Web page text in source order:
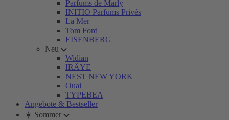
Parfums de Marly
INITIO Parfums Privés
La Mer
Tom Ford
EISENBERG
Neu
Widian
IRÄYE
NEST NEW YORK
Ouai
TYPEBEA
Angebote & Bestseller
☀️ Sommer